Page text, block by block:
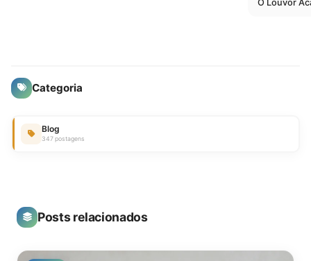
Categoria
Blog
347 postagens
Posts relacionados